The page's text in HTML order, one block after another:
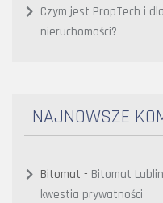
Czym jest PropTech i
nieruchomości?
NAJNOWSZE
Bitomat - Bitomat
kwestia prywatności